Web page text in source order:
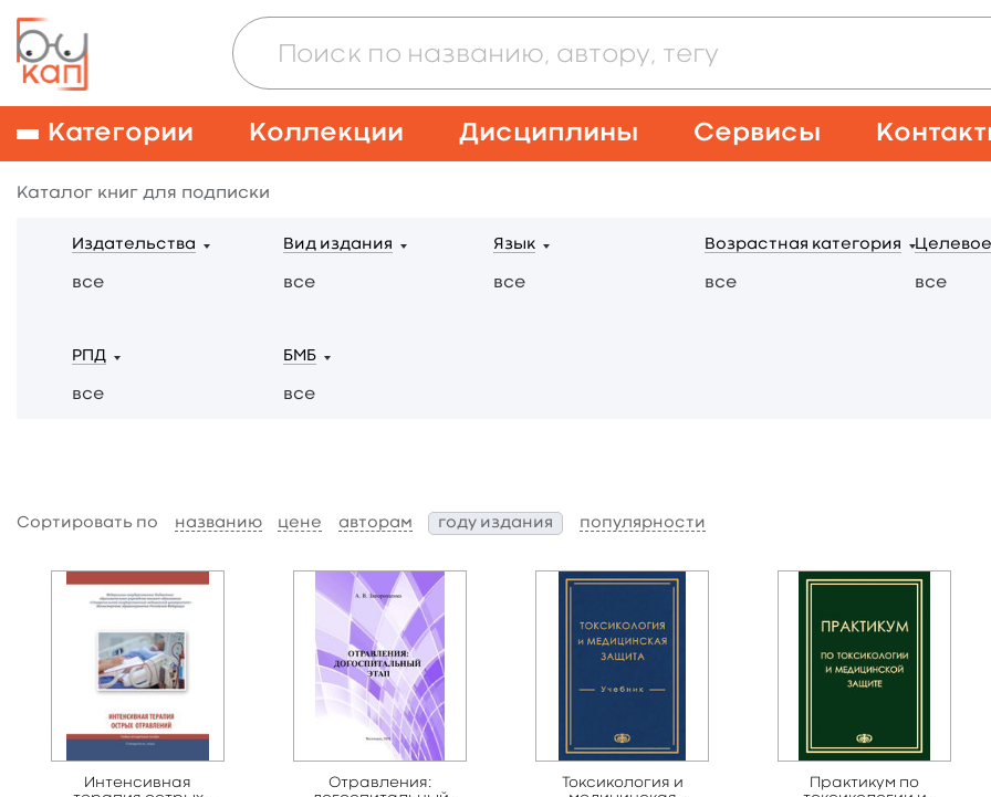
Категории Коллекции Дисциплины Сервисы
Каталог книг для подписки
Издательства
все
Вид издания
все
Язык
все
Возрастная категория
все все
РПД
все
БМБ
все
Сортировать по названию цене авторам году издания популярности
Интенсивная
Отравления:
Токсикология и
Практикум по